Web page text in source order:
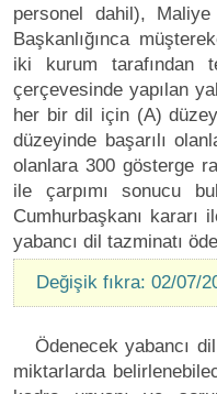
personel dahil),
Başkanlığınca
iki kurum tarafından
çerçevesinde yapılan
her bir dil için (A)
düzeyinde başarılı
olanlara 300 gösterge
ile çarpımı sonucu
Cumhurbaşkanı kararı
yabancı dil tazminatı
Değişik fıkra: 02/07/
Ödenecek yabancı
miktarlarda